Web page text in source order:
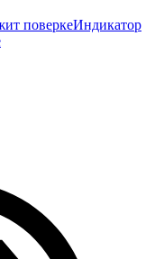
поверкеИндикатор